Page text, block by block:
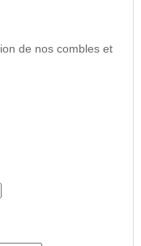
de nos combles et